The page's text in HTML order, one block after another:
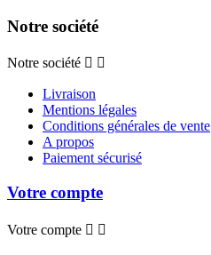
Notre société
Notre société  
Livraison
Mentions légales
Conditions générales de vente
A propos
Paiement sécurisé
Votre compte
Votre compte  